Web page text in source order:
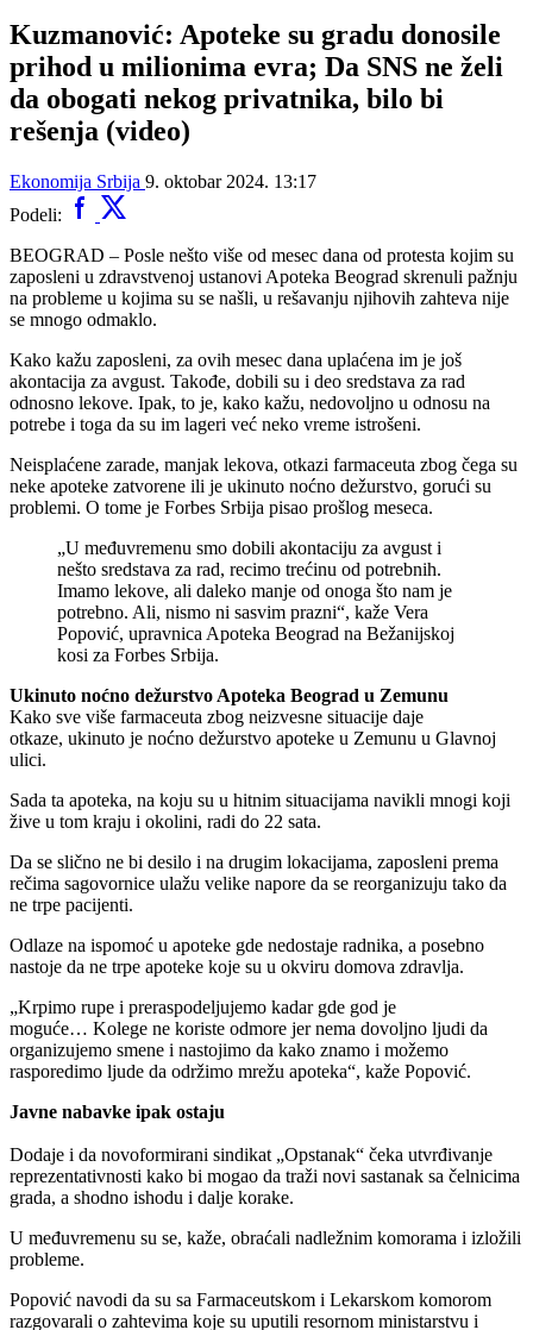
Kuzmanović: Apoteke su gradu donosile
prihod u milionima evra; Da SNS ne želi
da obogati nekog privatnika, bilo bi
rešenja (video)
Ekonomija Srbija 9. oktobar 2024. 13:17
Podeli:
BEOGRAD – Posle nešto više od mesec dana od protesta kojim su
zaposleni u zdravstvenoj ustanovi Apoteka Beograd skrenuli pažnju
na probleme u kojima su se našli, u rešavanju njihovih zahteva nije
se mnogo odmaklo.
Kako kažu zaposleni, za ovih mesec dana uplaćena im je još
akontacija za avgust. Takođe, dobili su i deo sredstava za rad
odnosno lekove. Ipak, to je, kako kažu, nedovoljno u odnosu na
potrebe i toga da su im lageri već neko vreme istrošeni.
Neisplaćene zarade, manjak lekova, otkazi farmaceuta zbog čega su
neke apoteke zatvorene ili je ukinuto noćno dežurstvo, gorući su
problemi. O tome je Forbes Srbija pisao prošlog meseca.
„U međuvremenu smo dobili akontaciju za avgust i
nešto sredstava za rad, recimo trećinu od potrebnih.
Imamo lekove, ali daleko manje od onoga što nam je
potrebno. Ali, nismo ni sasvim prazni“, kaže Vera
Popović, upravnica Apoteka Beograd na Bežanijskoj
kosi za Forbes Srbija.
Ukinuto noćno dežurstvo Apoteka Beograd u Zemunu
Kako sve više farmaceuta zbog neizvesne situacije daje
otkaze, ukinuto je noćno dežurstvo apoteke u Zemunu u Glavnoj
ulici.
Sada ta apoteka, na koju su u hitnim situacijama navikli mnogi koji
žive u tom kraju i okolini, radi do 22 sata.
Da se slično ne bi desilo i na drugim lokacijama, zaposleni prema
rečima sagovornice ulažu velike napore da se reorganizuju tako da
ne trpe pacijenti.
Odlaze na ispomoć u apoteke gde nedostaje radnika, a posebno
nastoje da ne trpe apoteke koje su u okviru domova zdravlja.
„Krpimo rupe i preraspodeljujemo kadar gde god je
moguće… Kolege ne koriste odmore jer nema dovoljno ljudi da
organizujemo smene i nastojimo da kako znamo i možemo
rasporedimo ljude da održimo mrežu apoteka“, kaže Popović.
Javne nabavke ipak ostaju
Dodaje i da novoformirani sindikat „Opstanak“ čeka utvrđivanje
reprezentativnosti kako bi mogao da traži novi sastanak sa čelnicima
grada, a shodno ishodu i dalje korake.
U međuvremenu su se, kaže, obraćali nadležnim komorama i izložili
probleme.
Popović navodi da su sa Farmaceutskom i Lekarskom komorom
razgovarali o zahtevima koje su uputili resornom ministarstvu i